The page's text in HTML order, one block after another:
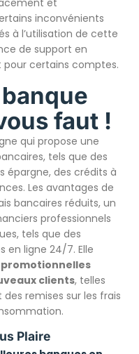
et
inconvénients
à l’utilisation de cette
de support en
certains comptes.
faut !
qui propose une
tels que des
épargne, des crédits à
Les avantages de
bancaires réduits, un
professionnels
tels que des
en ligne 24/7. Elle
clients, telles
remises sur les frais
Plaire